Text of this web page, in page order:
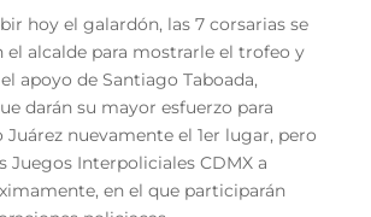
hoy el galardón, las 7 corsarias se
el alcalde para mostrarle el trofeo y
apoyo de Santiago Taboada,
darán su mayor esfuerzo para
nuevamente el 1er lugar, pero
Juegos Interpoliciales CDMX a
en el que participarán